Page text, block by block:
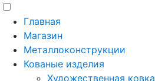
Главная
Магазин
Металлоконструкции
Кованые изделия
Художественная ковка